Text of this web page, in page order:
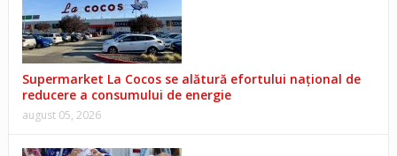
Supermarket La Cocos se alătură efortului național de
reducere a consumului de energie
august 05, 2026